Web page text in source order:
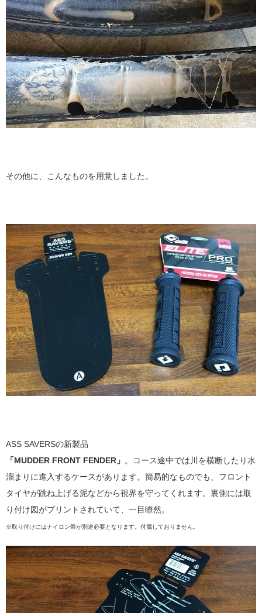
その他に、こんなものを用意しました。
ASS SAVERSの新製品
「MUDDER FRONT FENDER」 。コース途中では川を横断したり水
溜まりに進入するケースがあります。簡易的なものでも、フロント
タイヤが跳ね上げる泥などから視界を守ってくれます。裏側には取
り付け図がプリントされていて、一目瞭然。
※取り付けにはナイロン帯が別途必要となります。付属しておりません。